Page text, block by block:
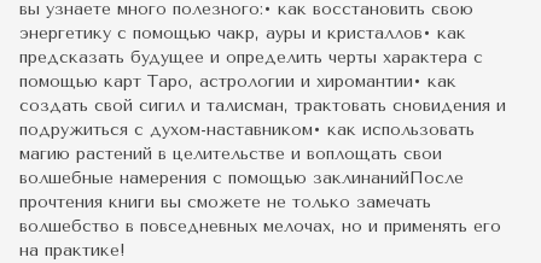
вы узнаете много полезного:• как восстановить свою
энергетику с помощью чакр, ауры и кристаллов• как
предсказать будущее и определить черты характера с
помощью карт Таро, астрологии и хиромантии• как
создать свой сигил и талисман, трактовать сновидения и
подружиться с духом-наставником• как использовать
магию растений в целительстве и воплощать свои
волшебные намерения с помощью заклинанийПосле
прочтения книги вы сможете не только замечать
волшебство в повседневных мелочах, но и применять его
на практике!